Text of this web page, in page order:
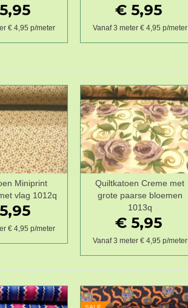
€ 4,95 p/meter
€ 5,95
Vanaf 3 meter € 4,95 p/meter
Wenslijst
Miniprint
vlag 1012q
€ 4,95 p/meter
Wenslijst
Quiltkatoen Creme met
grote paarse bloemen
1013q
€ 5,95
Vanaf 3 meter € 4,95 p/meter